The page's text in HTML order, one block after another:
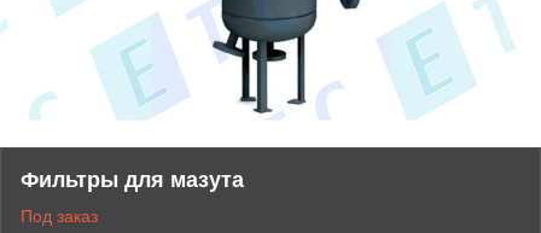
Фильтры для мазута
Под заказ